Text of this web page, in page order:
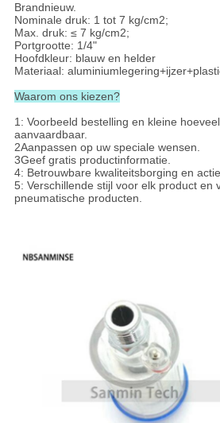
Brandnieuw.
Nominale druk: 1 tot 7 kg/cm2;
Max. druk: ≤ 7 kg/cm2;
Portgrootte: 1/4"
Hoofdkleur: blauw en helder
Materiaal:
Waarom ons kiezen?
1: Voorbeeld bestelling en kleine
aanvaardbaar.
2Aanpassen op uw speciale wensen.
3Geef gratis productinformatie.
4: Betrouwbare kwaliteitsborging en
5: Verschillende stijl voor elk product en
pneumatische producten.